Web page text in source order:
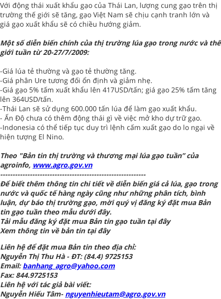
Với động thái xuất khẩu gạo của Thái Lan, lượng cung gạo trên thị
trường thế giới sẽ tăng, gạo Việt Nam sẽ chịu cạnh tranh lớn và
giá gạo xuất khẩu sẽ có chiều hướng giảm.
Một số diễn biến chính của thị trường lúa gạo trong nước và thế
giới tuần từ 20-27/7/2009:
-Giá lúa tẻ thường và gạo tẻ thường tăng.
-Giá phân Ure tương đối ổn định và giảm nhẹ.
-Giá gạo 5% tấm xuất khẩu lên 417USD/tấn; giá gạo 25% tấm tăng
lên 364USD/tấn.
-Thái Lan sẽ sử dụng 600.000 tấn lúa để làm gạo xuất khẩu.
- Ấn Độ chưa có thêm động thái gì về việc mở kho dự trữ gạo.
-Indonesia có thể tiếp tục duy trì lệnh cấm xuất gạo do lo ngại về
hiện tượng El Nino.
Theo "Bản tin thị trường và thương mại lúa gạo tuần” của
agroinfo, www.agro.gov.vn
-----------------------------------------------------------
Để biết thêm thông tin chi tiết về diễn biến giá cả lúa, gạo trong
nước và quốc tế hàng ngày cũng như những phân tích, bình
luận, dự báo thị trường gạo, mời quý vị đăng ký đặt mua Bản
tin gạo tuần theo mẫu dưới đây.
Tải mẫu đăng ký đặt mua Bản tin gạo tuần tại đây
Xem thông tin về bản tin tại đây
Liên hệ để đặt mua Bản tin theo địa chỉ:
Nguyễn Thị Thu Hà - ĐT: (84.4) 9725153
Email: banhang_agro@yahoo.com
Fax: 844.9725153
Liên hệ với tác giả bài viết:
Nguyễn Hiếu Tâm- nguyenhieutam@agro.gov.vn